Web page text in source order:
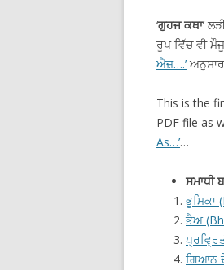
‘ਗੁਹਜ ਕਥਾ‘
ਰੂਪ ਵਿੱਚ ਵੀ
ਐਜ਼….’
This is the
PDF file as
As…’…
ਸਮਾਧੀ
ਭੂਮਿਕਾ
ਭੈਅ
ਗਿਆਨ